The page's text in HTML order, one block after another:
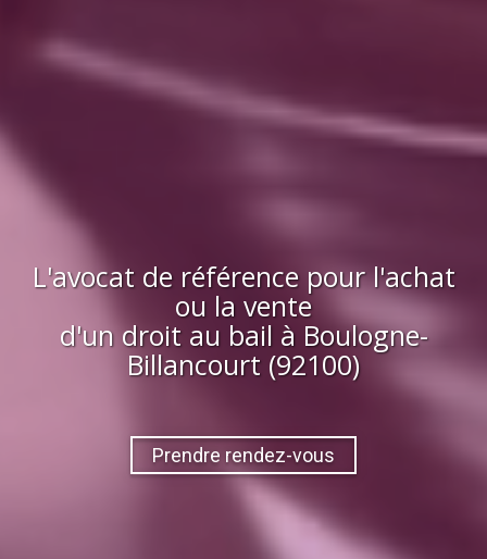
L'avocat de référence pour l'achat
ou la vente
d'un droit au bail à Boulogne-
Billancourt (92100)
Prendre rendez-vous